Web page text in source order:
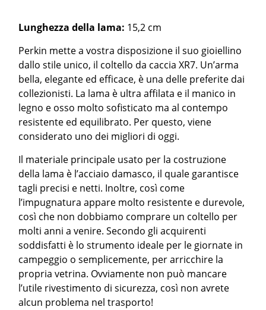
Lunghezza della lama: 15,2 cm
Perkin mette a vostra disposizione il suo gioiellino
dallo stile unico, il coltello da caccia XR7. Un’arma
bella, elegante ed efficace, è una delle preferite dai
collezionisti. La lama è ultra affilata e il manico in
legno e osso molto sofisticato ma al contempo
resistente ed equilibrato. Per questo, viene
considerato uno dei migliori di oggi.
Il materiale principale usato per la costruzione
della lama è l’acciaio damasco, il quale garantisce
tagli precisi e netti. Inoltre, così come
l’impugnatura appare molto resistente e durevole,
così che non dobbiamo comprare un coltello per
molti anni a venire. Secondo gli acquirenti
soddisfatti è lo strumento ideale per le giornate in
campeggio o semplicemente, per arricchire la
propria vetrina. Ovviamente non può mancare
l’utile rivestimento di sicurezza, così non avrete
alcun problema nel trasporto!